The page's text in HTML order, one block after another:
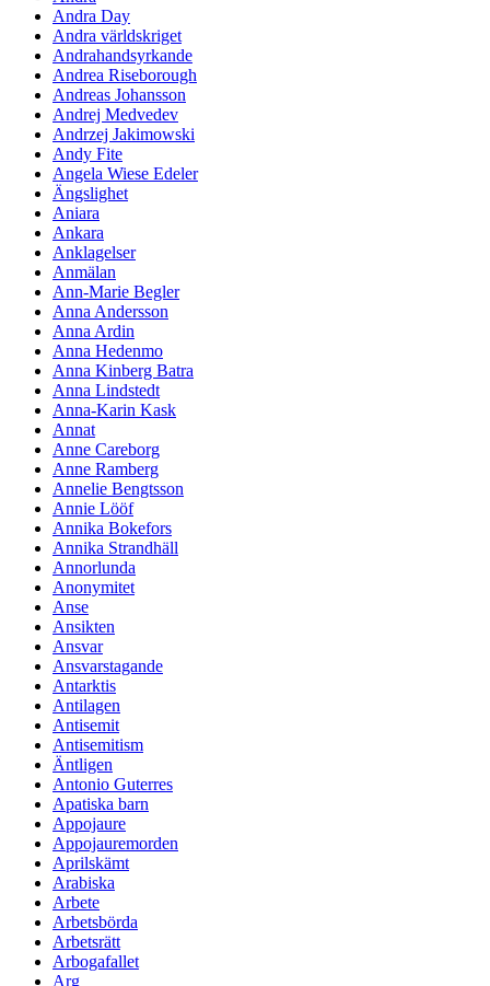
Andra Day
Andra världskriget
Andrahandsyrkande
Andrea Riseborough
Andreas Johansson
Andrej Medvedev
Andrzej Jakimowski
Andy Fite
Angela Wiese Edeler
Ängslighet
Aniara
Ankara
Anklagelser
Anmälan
Ann-Marie Begler
Anna Andersson
Anna Ardin
Anna Hedenmo
Anna Kinberg Batra
Anna Lindstedt
Anna-Karin Kask
Annat
Anne Careborg
Anne Ramberg
Annelie Bengtsson
Annie Lööf
Annika Bokefors
Annika Strandhäll
Annorlunda
Anonymitet
Anse
Ansikten
Ansvar
Ansvarstagande
Antarktis
Antilagen
Antisemit
Antisemitism
Äntligen
Antonio Guterres
Apatiska barn
Appojaure
Appojauremorden
Aprilskämt
Arabiska
Arbete
Arbetsbörda
Arbetsrätt
Arbogafallet
Arg